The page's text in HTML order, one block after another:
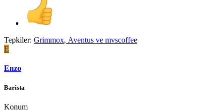
Tepkiler: Grimmox, Aventus ve mvscoffee
E
Enzo
Barista
Konum